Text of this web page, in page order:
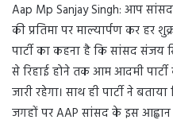
Aap Mp Sanjay Singh: आप
की प्रतिमा पर माल्यार्पण कर हर
पार्टी का कहना है कि सांसद संजय
से रिहाई होने तक आम आदमी
जारी रहेगा। साथ ही पार्टी ने
जगहों पर AAP सांसद के इस